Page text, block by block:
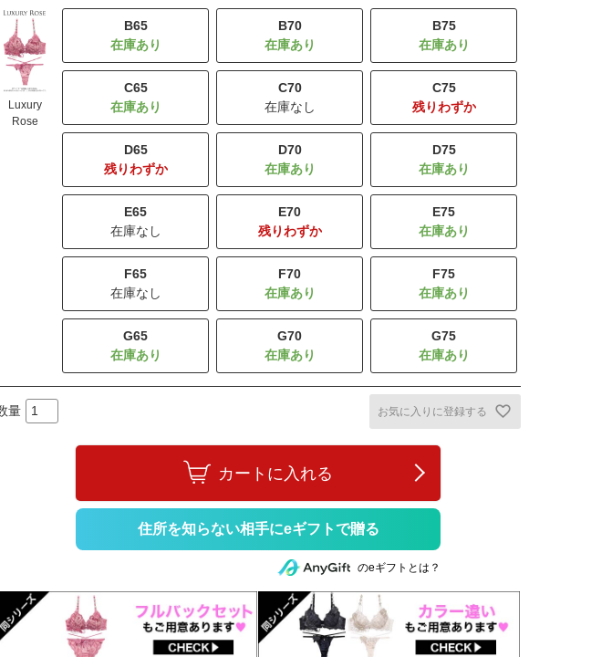
Luxury
Rose
B65 B70 B75
C65
C70
在庫なし
C75
残りわずか
D65
残りわずか
D70 D75
E65
在庫なし
E70
残りわずか
E75
F65
在庫なし
F70 F75
G65 G70 G75
お気に入りに登録する
カートに入れる
住所を知らない相手にeギフトで贈る
のeギフトとは？